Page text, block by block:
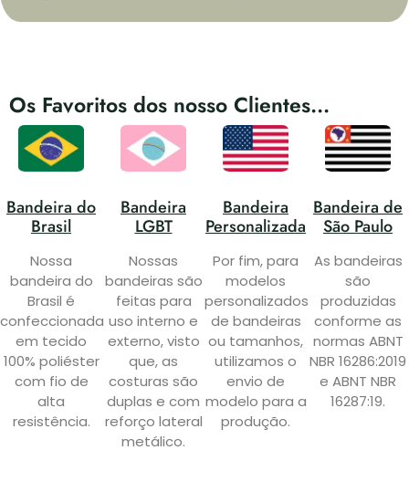
Os Favoritos dos nosso Clientes...
Bandeira do
Brasil
Nossa
bandeira do
Brasil é
confeccionada
em tecido
100% poliéster
com fio de
alta
resistência.
Bandeira
LGBT
Nossas
bandeiras são
feitas para
uso interno e
externo, visto
que, as
costuras são
duplas e com
reforço lateral
metálico.
Bandeira
Personalizada
Por fim, para
modelos
personalizados
de bandeiras
ou tamanhos,
utilizamos o
envio de
modelo para a
produção.
Bandeira de
São Paulo
As bandeiras
são
produzidas
conforme as
normas ABNT
NBR 16286:2019
e ABNT NBR
16287:19.